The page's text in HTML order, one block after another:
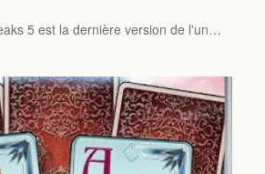
5 est la dernière version de l'un…